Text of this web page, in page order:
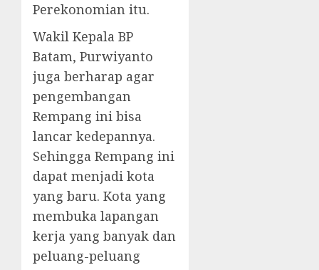
Perekonomian itu.
Wakil Kepala BP
Batam, Purwiyanto
juga berharap agar
pengembangan
Rempang ini bisa
lancar kedepannya.
Sehingga Rempang ini
dapat menjadi kota
yang baru. Kota yang
membuka lapangan
kerja yang banyak dan
peluang-peluang